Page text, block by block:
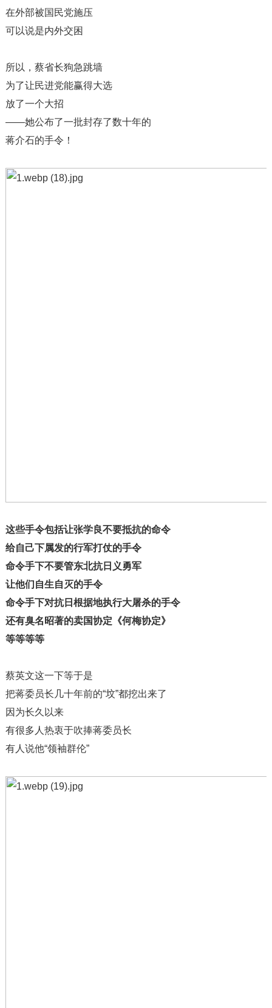
在外部被国民党施压
可以说是内外交困
所以，蔡省长狗急跳墙
为了让民进党能赢得大选
放了一个大招
——她公布了一批封存了数十年的
蒋介石的手令！
这些手令包括让张学良不要抵抗的命令
给自己下属发的行军打仗的手令
命令手下不要管东北抗日义勇军
让他们自生自灭的手令
命令手下对抗日根据地执行大屠杀的手令
还有臭名昭著的卖国协定《何梅协定》
等等等等
蔡英文这一下等于是
把蒋委员长几十年前的“坟”都挖出来了
因为长久以来
有很多人热衷于吹捧蒋委员长
有人说他“领袖群伦”